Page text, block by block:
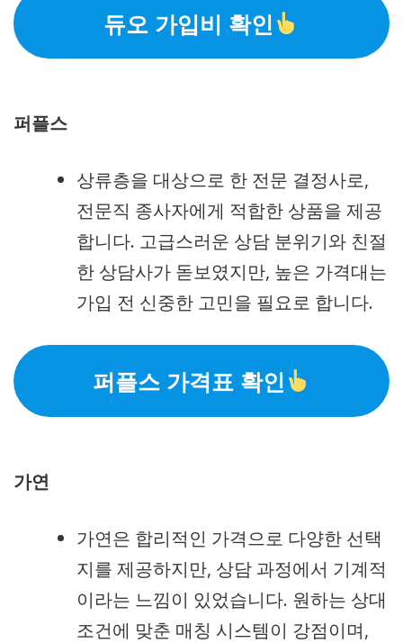
듀오 가입비 확인
퍼플스
상류층을 대상으로 한 전문 결정사로,
전문직 종사자에게 적합한 상품을 제공
합니다. 고급스러운 상담 분위기와 친절
한 상담사가 돋보였지만, 높은 가격대는
가입 전 신중한 고민을 필요로 합니다.
퍼플스 가격표 확인
가연
가연은 합리적인 가격으로 다양한 선택
지를 제공하지만, 상담 과정에서 기계적
이라는 느낌이 있었습니다. 원하는 상대
조건에 맞춘 매칭 시스템이 강점이며,